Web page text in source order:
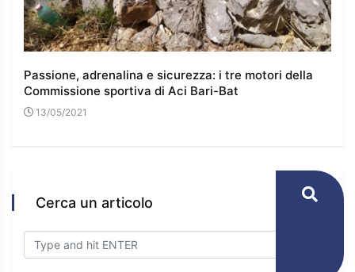
Passione, adrenalina e sicurezza: i tre motori della
Commissione sportiva di Aci Bari-Bat
13/05/2021
Cerca un articolo